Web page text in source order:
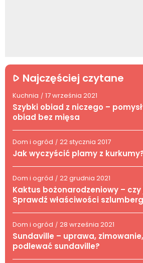
Najczęściej czytane
Kuchnia / 17 września 2021
Szybki obiad z niczego –
obiad bez mięsa
Dom i ogród / 22 stycznia 2017
Jak wyczyścić plamy z
Dom i ogród / 22 grudnia 2021
Kaktus bożonarodzeniowy –
Sprawdź właściwości
Dom i ogród / 28 września 2021
Sundaville – uprawa,
podlewać sundaville?